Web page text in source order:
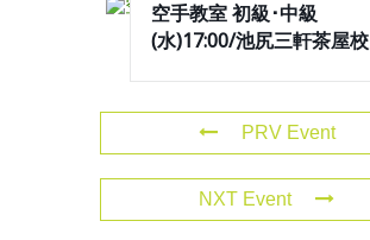
空手教室 初級･中級
(水)17:00/池尻三軒茶屋校
PRV Event
NXT Event